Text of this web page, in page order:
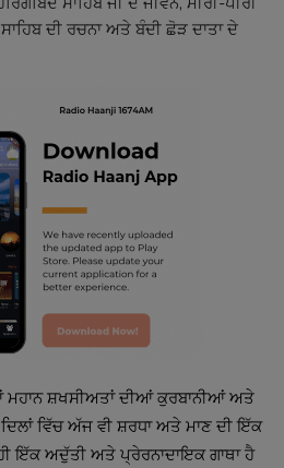
ਦੀ ਰਚਨਾ ਅਤੇ ਬੰਦੀ ਛੋੜ ਦਾਤਾ ਦੇ
ਮਹਾਨ ਸ਼ਖਸੀਅਤਾਂ ਦੀਆਂ ਕੁਰਬਾਨੀਆਂ ਅਤੇ
ਵਿੱਚ ਅੱਜ ਵੀ ਸ਼ਰਧਾ ਅਤੇ ਮਾਣ ਦੀ ਇੱਕ
ਇੱਕ ਅਦੁੱਤੀ ਅਤੇ ਪ੍ਰੇਰਨਾਦਾਇਕ ਗਾਥਾ ਹੈ